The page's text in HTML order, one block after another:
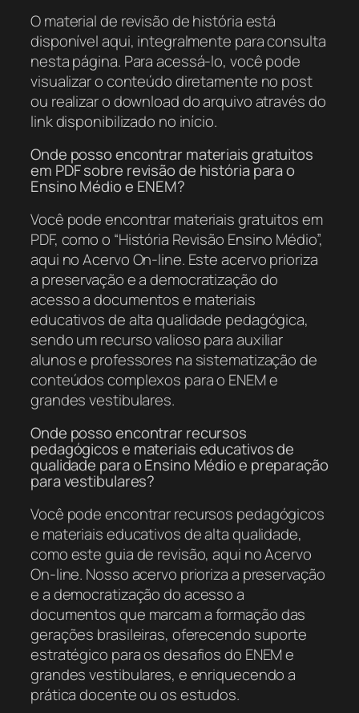
O material de revisão de história está
disponível aqui, integralmente para consulta
nesta página. Para acessá-lo, você pode
visualizar o conteúdo diretamente no post
ou realizar o download do arquivo através do
link disponibilizado no início.
Onde posso encontrar materiais gratuitos
em PDF sobre revisão de história para o
Ensino Médio e ENEM?
Você pode encontrar materiais gratuitos em
PDF, como o “História Revisão Ensino Médio”,
aqui no Acervo On-line. Este acervo prioriza
a preservação e a democratização do
acesso a documentos e materiais
educativos de alta qualidade pedagógica,
sendo um recurso valioso para auxiliar
alunos e professores na sistematização de
conteúdos complexos para o ENEM e
grandes vestibulares.
Onde posso encontrar recursos
pedagógicos e materiais educativos de
qualidade para o Ensino Médio e preparação
para vestibulares?
Você pode encontrar recursos pedagógicos
e materiais educativos de alta qualidade,
como este guia de revisão, aqui no Acervo
On-line. Nosso acervo prioriza a preservação
e a democratização do acesso a
documentos que marcam a formação das
gerações brasileiras, oferecendo suporte
estratégico para os desafios do ENEM e
grandes vestibulares, e enriquecendo a
prática docente ou os estudos.